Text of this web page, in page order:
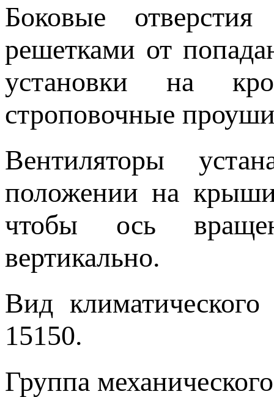
Боковые
решетками от
установки на
строповочные
Вентиляторы
положении на
чтобы ось
вертикально.
Вид
15150.
Группа